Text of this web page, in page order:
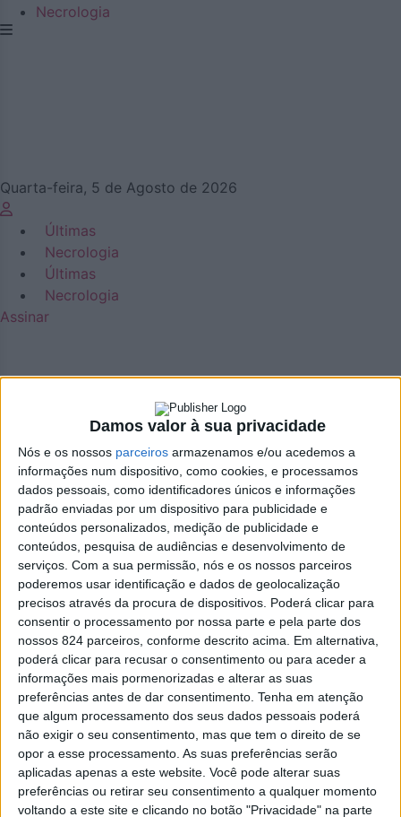
Damos valor à sua privacidade
Nós e os nossos parceiros armazenamos e/ou acedemos a
informações num dispositivo, como cookies, e processamos
dados pessoais, como identificadores únicos e informações
padrão enviadas por um dispositivo para publicidade e
conteúdos personalizados, medição de publicidade e
conteúdos, pesquisa de audiências e desenvolvimento de
serviços. Com a sua permissão, nós e os nossos parceiros
poderemos usar identificação e dados de geolocalização
precisos através da procura de dispositivos. Poderá clicar para
consentir o processamento por nossa parte e pela parte dos
nossos 824 parceiros, conforme descrito acima. Em alternativa,
poderá clicar para recusar o consentimento ou para aceder a
informações mais pormenorizadas e alterar as suas
preferências antes de dar consentimento. Tenha em atenção
que algum processamento dos seus dados pessoais poderá
não exigir o seu consentimento, mas que tem o direito de se
opor a esse processamento. As suas preferências serão
aplicadas apenas a este website. Você pode alterar suas
preferências ou retirar seu consentimento a qualquer momento
voltando a este site e clicando no botão "Privacidade" na parte
Necrologia
Quarta-feira, 5 de Agosto de 2026
Últimas
Necrologia
Últimas
Necrologia
Assinar
Azemeis.NET
LAB
5 de Abril de 2021, 15:19
Necrologia
José Alves da Silva
(1929-2021)
✞ Faleceu com 92 anos e foi residente na Rua do Breijo,
na freguesia de São Martinho da Gândara. Sua família
participa que o funeral se realizará amanhã, terça-feira,
dia 6 de abril, pelas 11h00, na Igreja Matriz de São